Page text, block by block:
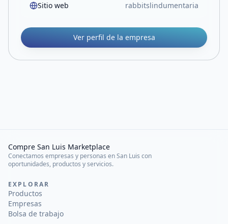
Sitio web rabbitslindumentaria
Ver perfil de la empresa
Compre San Luis Marketplace
Conectamos empresas y personas en San Luis con
oportunidades, productos y servicios.
EXPLORAR
Productos
Empresas
Bolsa de trabajo